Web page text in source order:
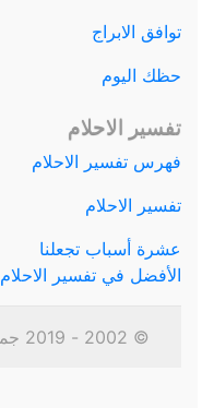
توافق الابراج
حظك اليوم
تفسير الاحلام
فهرس تفسير الاحلام
تفسير الاحلام
عشرة أسباب تجعلنا
الأفضل في تفسير الاحلام
© 2002 - 2019 جميع الحقوق محفوظة